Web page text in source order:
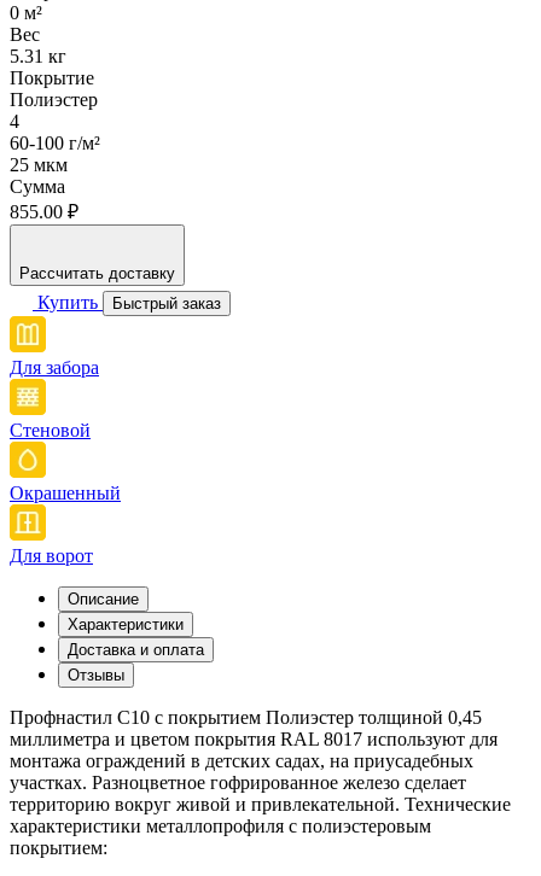
0 м²
Вес
5.31 кг
Покрытие
Полиэстер
4
60-100 г/м²
25 мкм
Сумма
855.00 ₽
Рассчитать доставку
Купить Быстрый заказ
Для забора
Стеновой
Окрашенный
Для ворот
Описание
Характеристики
Доставка и оплата
Отзывы
Профнастил С10 с покрытием Полиэстер толщиной 0,45
миллиметра и цветом покрытия RAL 8017 используют для
монтажа ограждений в детских садах, на приусадебных
участках. Разноцветное гофрированное железо сделает
территорию вокруг живой и привлекательной. Технические
характеристики металлопрофиля с полиэстеровым
покрытием: